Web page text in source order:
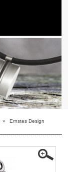
»
Ernstes Design